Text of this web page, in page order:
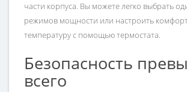
части корпуса. Вы можете легко выбрать
режимов мощности или настроить
температуру с помощью термостата.
Безопасность
всего